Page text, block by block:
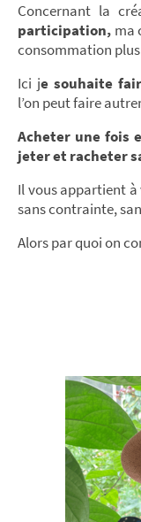
Concernant la
participation, ma
consommation
Ici je souhaite
l’on peut faire
Acheter une fois
jeter et racheter
Il vous appartient
sans contrainte,
Alors par quoi on